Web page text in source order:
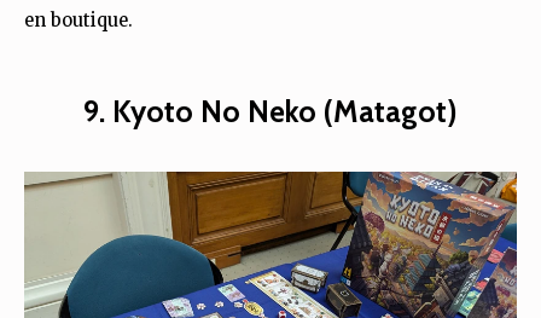
en boutique.
9. Kyoto No Neko (Matagot)